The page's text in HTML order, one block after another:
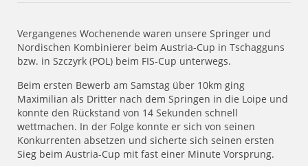
Vergangenes Wochenende waren unsere Springer und
Nordischen Kombinierer beim Austria-Cup in Tschagguns
bzw. in Szczyrk (POL) beim FIS-Cup unterwegs.
Beim ersten Bewerb am Samstag über 10km ging
Maximilian als Dritter nach dem Springen in die Loipe und
konnte den Rückstand von 14 Sekunden schnell
wettmachen. In der Folge konnte er sich von seinen
Konkurrenten absetzen und sicherte sich seinen ersten
Sieg beim Austria-Cup mit fast einer Minute Vorsprung.